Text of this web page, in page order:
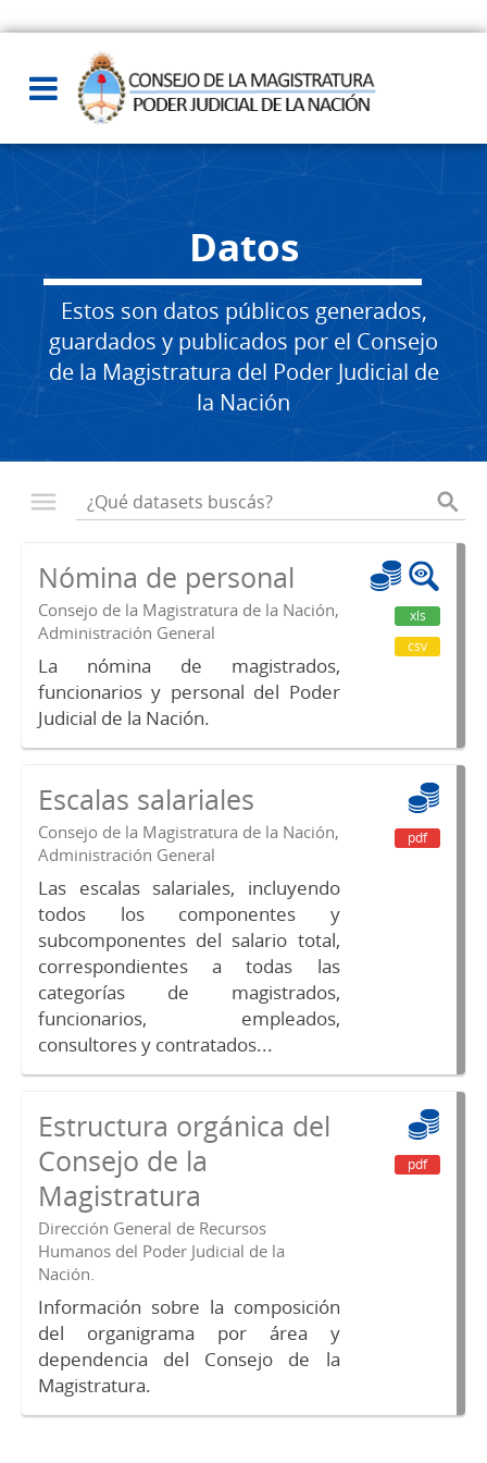
Datos
Estos son datos públicos generados,
guardados y publicados por el Consejo
de la Magistratura del Poder Judicial de
la Nación
Nómina de personal
Consejo de la Magistratura de la Nación,
Administración General
La nómina de magistrados,
funcionarios y personal del Poder
Judicial de la Nación.
xls
csv
Escalas salariales
Consejo de la Magistratura de la Nación,
Administración General
Las escalas salariales, incluyendo
todos los componentes y
subcomponentes del salario total,
correspondientes a todas las
categorías de magistrados,
funcionarios, empleados,
consultores y contratados...
pdf
Estructura orgánica del
Consejo de la
Magistratura
Dirección General de Recursos
Humanos del Poder Judicial de la
Nación.
Información sobre la composición
del organigrama por área y
dependencia del Consejo de la
Magistratura.
pdf